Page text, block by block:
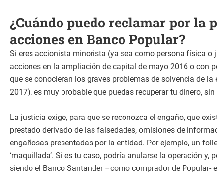
¿Cuándo puedo reclamar por la
acciones en Banco Popular?
Si eres accionista minorista (ya sea como persona física o
acciones en la ampliación de capital de mayo 2016 o con
que se conocieran los graves problemas de solvencia de
2017), es muy probable que puedas recuperar tu dinero,
La justicia exige, para que se reconozca el engaño, que
prestado derivado de las falsedades, omisiones de
engañosas presentadas por la entidad. Por ejemplo, un
‘maquillada’. Si es tu caso, podría anularse la operación y,
siendo el Banco Santander –como comprador de Popular-